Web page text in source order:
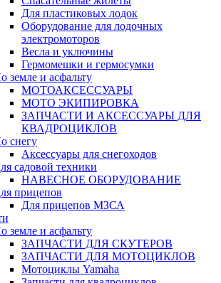
Для пластиковых лодок
Оборудование для лодочных
электромоторов
Весла и уключины
Гермомешки и гермосумки
земле и асфальту
МОТОАКСЕССУАРЫ
МОТО ЭКИПИРОВКА
ЗАПЧАСТИ И АКСЕССУАРЫ ДЛЯ
КВАДРОЦИКЛОВ
снегу
Аксессуары для снегоходов
садовой техники
НАВЕСНОЕ ОБОРУДОВАНИЕ
прицепов
Для прицепов МЗСА
земле и асфальту
ЗАПЧАСТИ ДЛЯ СКУТЕРОВ
ЗАПЧАСТИ ДЛЯ МОТОЦИКЛОВ
Мотоциклы Yamaha